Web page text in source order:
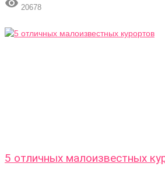
 20678
5 отличных малоизвестных